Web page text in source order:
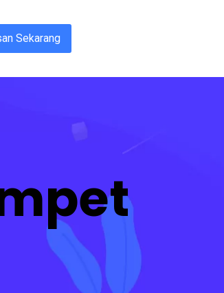
Sekarang